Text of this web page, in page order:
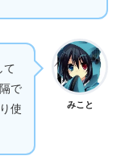
みこと
て
で
使